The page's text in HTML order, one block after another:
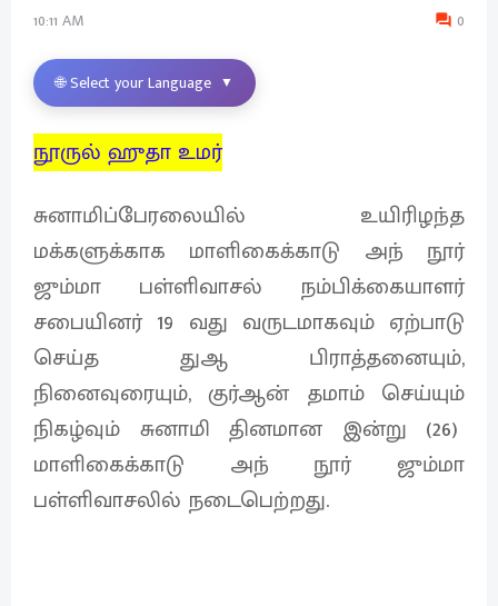
10:11 AM 0
🌐 Select your Language ▼
நூருல் ஹுதா உமர்
சுனாமிப்பேரலையில் உயிரிழந்த
மக்களுக்காக மாளிகைக்காடு அந் நூர்
ஜும்மா பள்ளிவாசல் நம்பிக்கையாளர்
சபையினர் 19 வது வருடமாகவும் ஏற்பாடு
செய்த துஆ பிராத்தனையும்,
நினைவுரையும், குர்ஆன் தமாம் செய்யும்
நிகழ்வும் சுனாமி தினமான இன்று (26)
மாளிகைக்காடு அந் நூர் ஜும்மா
பள்ளிவாசலில் நடைபெற்றது.